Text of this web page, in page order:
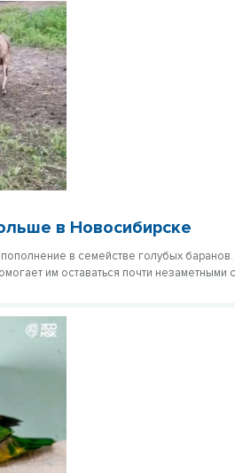
в Новосибирске
в семействе голубых
им оставаться почти незаметными